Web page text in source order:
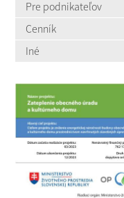
Pre podnikateľov
Cenník
Iné